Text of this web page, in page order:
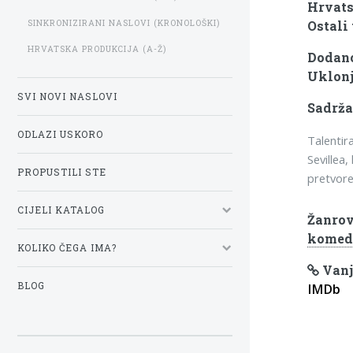
IMDb
SINKRONIZIRANI NASLOVI (KRONOLOŠKI)
HRVATSKA PRODUKCIJA (A-Ž)
SVI NOVI NASLOVI
ODLAZI USKORO
PROPUSTILI STE
CIJELI KATALOG
KOLIKO ČEGA IMA?
BLOG